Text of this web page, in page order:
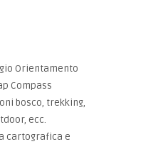
Orientamento
Compass
bosco, trekking,
ecc.
cartografica e